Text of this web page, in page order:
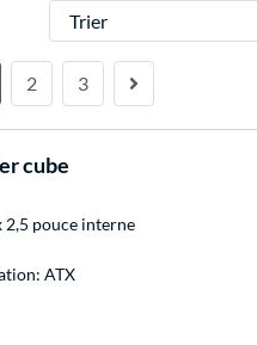
Trier
2 3
cube
2,5 pouce interne
ATX